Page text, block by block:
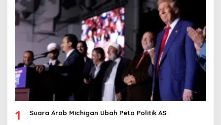
1 Suara Arab Michigan Ubah Peta Politik AS